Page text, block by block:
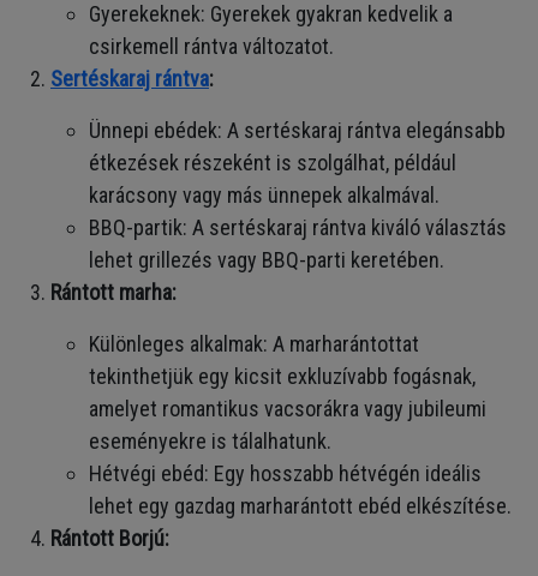
Gyerekeknek: Gyerekek gyakran kedvelik a
csirkemell rántva változatot.
Sertéskaraj rántva:
Ünnepi ebédek: A sertéskaraj rántva elegánsabb
étkezések részeként is szolgálhat, például
karácsony vagy más ünnepek alkalmával.
BBQ-partik: A sertéskaraj rántva kiváló választás
lehet grillezés vagy BBQ-parti keretében.
Rántott marha:
Különleges alkalmak: A marharántottat
tekinthetjük egy kicsit exkluzívabb fogásnak,
amelyet romantikus vacsorákra vagy jubileumi
eseményekre is tálalhatunk.
Hétvégi ebéd: Egy hosszabb hétvégén ideális
lehet egy gazdag marharántott ebéd elkészítése.
Rántott Borjú: